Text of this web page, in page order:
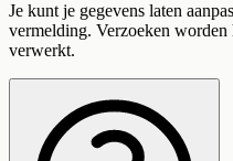
Je kunt je gegevens laten
vermelding. Verzoeken worden
verwerkt.